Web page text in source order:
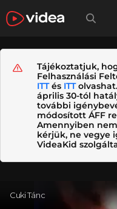
Tájékoztatjuk,
Felhasználási
ITTés ITT
április 30-tól
további
módosított ÁFF
Amennyiben
kérjük, ne vegye
VideaKid